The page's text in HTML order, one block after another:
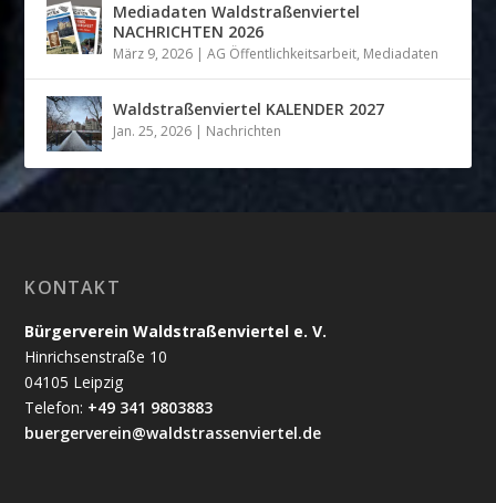
Mediadaten Waldstraßenviertel
NACHRICHTEN 2026
März 9, 2026 |AG Öffentlichkeitsarbeit, Mediadaten
Waldstraßenviertel KALENDER 2027
Jan. 25, 2026 Nachrichten
KONTAKT
Bürgerverein Waldstraßenviertel e. V.
Hinrichsenstraße 10
04105 Leipzig
Telefon: +49 341 9803883
buergerverein@waldstrassenviertel.de